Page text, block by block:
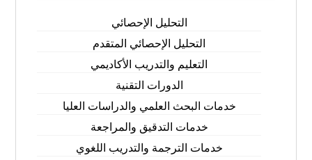
التحليل الإحصائي
التحليل الإحصائي المتقدم
التعليم والتدريب الأكاديمي
الدورات التقنية
خدمات البحث العلمي والدراسات العليا
خدمات التدقيق والمراجعة
خدمات الترجمة والتدريب اللغوي